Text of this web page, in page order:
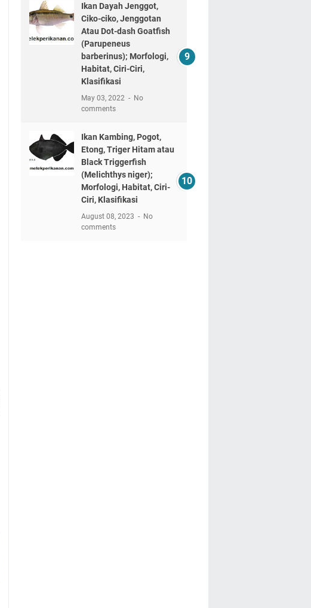
Ikan Dayah Jenggot,
Ciko-ciko, Jenggotan
Atau Dot-dash Goatfish
(Parupeneus
barberinus); Morfologi,
Habitat, Ciri-Ciri,
Klasifikasi
May 03, 2022
No
comments
Ikan Kambing, Pogot,
Etong, Triger Hitam atau
Black Triggerfish
(Melichthys niger);
Morfologi, Habitat, Ciri-
Ciri, Klasifikasi
August 08, 2023
No
comments